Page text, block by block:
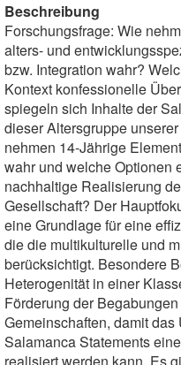
Beschreibung
Forschungsfrage: Wie
alters- und
bzw. Integration wahr?
Kontext konfessionelle
spiegeln sich Inhalte der
dieser Altersgruppe
nehmen 14-Jährige
wahr und welche Optionen
nachhaltige Realisierung
Gesellschaft? Der
eine Grundlage für eine
die die multikulturelle und
berücksichtigt. Besondere
Heterogenität in einer
Förderung der
Gemeinschaften, damit
Salamanca Statements